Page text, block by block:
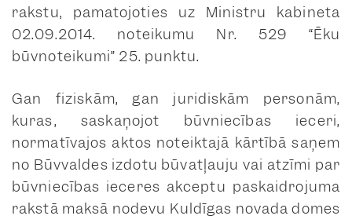
rakstu, pamatojoties uz Ministru kabineta
02.09.2014. noteikumu Nr. 529 “Ēku
būvnoteikumi” 25. punktu.
Gan fiziskām, gan juridiskām personām,
kuras, saskaņojot būvniecības ieceri,
normatīvajos aktos noteiktajā kārtībā saņem
no Būvvaldes izdotu būvatļauju vai atzīmi par
būvniecības ieceres akceptu paskaidrojuma
rakstā maksā nodevu Kuldīgas novada domes